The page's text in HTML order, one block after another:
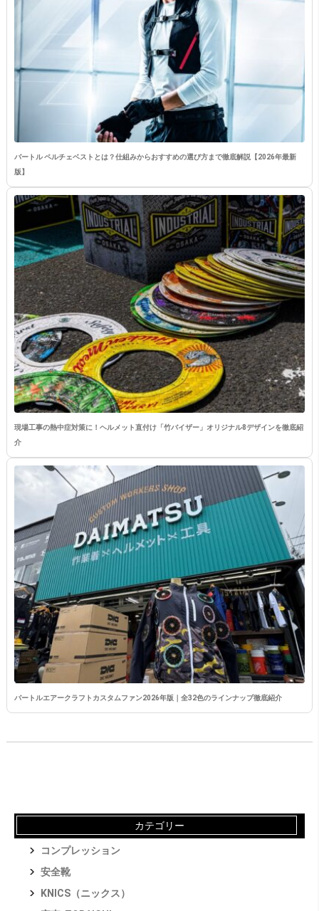
バートル ペルチェベストとは？仕組みからおすすめの選び方まで徹底解説【2026年最新
版】
現場工事の熱中症対策に！ヘルメット直付け「竹バイザー」オリジナル8デザインを徹底紹
介
バートルエアークラフトカスタムファン2026年版｜全32色のラインナップ徹底紹介
カテゴリー
コンプレッション
安全靴
KNICS（ニックス）